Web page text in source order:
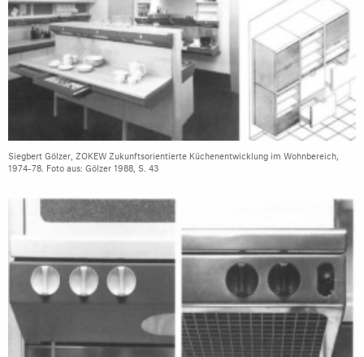
Siegbert Gölzer, ZOKEW Zukunftsorientierte Küchenentwicklung im Wohnbereich,
1974-78. Foto aus: Gölzer 1988, S. 43